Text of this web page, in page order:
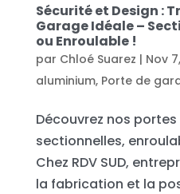
Sécurité et Design :
Garage Idéale –
ou Enroulable !
par Chloé Suarez | Nov
aluminium, Porte de
Découvrez nos
sectionnelles,
Chez RDV SUD,
la fabrication et la